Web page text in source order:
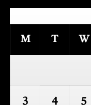
M T W
3 4 5